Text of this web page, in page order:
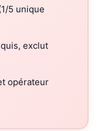
5 unique
exclut
opérateur